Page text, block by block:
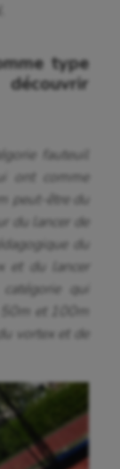
type
fauteuil
ont comme
peut-être du
du lancer de
du
et du lancer
qui
50m et 100m
vortex et de